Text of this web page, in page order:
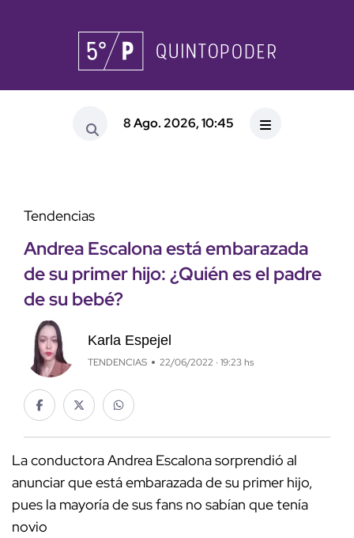
8 Ago. 2026, 10:45
Tendencias
Andrea Escalona está embarazada
de su primer hijo: ¿Quién es el padre
de su bebé?
Karla Espejel
TENDENCIAS 22/06/2022 · 19:23 hs
La conductora Andrea Escalona sorprendió al
anunciar que está embarazada de su primer hijo,
pues la mayoría de sus fans no sabían que tenía
novio